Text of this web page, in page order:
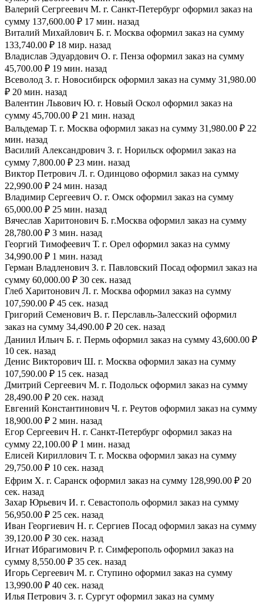
Валерий Сегргеевич М. г. Санкт-Петербург оформил заказ на
сумму 137,600.00 ₽ 17 мин. назад
Виталий Михайлович Б. г. Москва оформил заказ на сумму
133,740.00 ₽ 18 мир. назад
Владислав Эдуардович О. г. Пенза оформил заказ на сумму
45,700.00 ₽ 19 мин. назад
Всеволод З. г. Новосибирск оформил заказ на сумму 31,980.00
₽ 20 мин. назад
Валентин Львович Ю. г. Новый Оскол оформил заказ на
сумму 45,700.00 ₽ 21 мин. назад
Вальдемар Т. г. Москва оформил заказ на сумму 31,980.00 ₽ 22
мин. назад
Василий Александрович З. г. Норильск оформил заказ на
сумму 7,800.00 ₽ 23 мин. назад
Виктор Петрович Л. г. Одинцово оформил заказ на сумму
22,990.00 ₽ 24 мин. назад
Владимир Сергеевич О. г. Омск оформил заказ на сумму
65,000.00 ₽ 25 мин. назад
Вячеслав Харитонович Б. г.Москва оформил заказ на сумму
28,780.00 ₽ 3 мин. назад
Георгий Тимофеевич Т. г. Орел оформил заказ на сумму
34,990.00 ₽ 1 мин. назад
Герман Владленович З. г. Павловский Посад оформил заказ на
сумму 60,000.00 ₽ 30 сек. назад
Глеб Харитонович Л. г. Москва оформил заказ на сумму
107,590.00 ₽ 45 сек. назад
Григорий Семенович В. г. Перславль-Залесский оформил
заказ на сумму 34,490.00 ₽ 20 сек. назад
Даниил Ильич Б. г. Пермь оформил заказ на сумму 43,600.00 ₽
10 сек. назад
Денис Викторович Ш. г. Москва оформил заказ на сумму
107,590.00 ₽ 15 сек. назад
Дмитрий Сергеевич М. г. Подольск оформил заказ на сумму
28,490.00 ₽ 20 сек. назад
Евгений Константинович Ч. г. Реутов оформил заказ на сумму
18,900.00 ₽ 2 мин. назад
Егор Сергеевич Н. г. Санкт-Петербург оформил заказ на
сумму 22,100.00 ₽ 1 мин. назад
Елисей Кириллович Т. г. Москва оформил заказ на сумму
29,750.00 ₽ 10 сек. назад
Ефрим Х. г. Саранск оформил заказ на сумму 128,990.00 ₽ 20
сек. назад
Захар Юрьевич И. г. Севастополь оформил заказ на сумму
56,950.00 ₽ 25 сек. назад
Иван Георгиевич Н. г. Сергиев Посад оформил заказ на сумму
39,120.00 ₽ 30 сек. назад
Игнат Ибрагимович Р. г. Симферополь оформил заказ на
сумму 8,550.00 ₽ 35 сек. назад
Игорь Сергеевич М. г. Ступино оформил заказ на сумму
13,990.00 ₽ 40 сек. назад
Илья Петрович З. г. Сургут оформил заказ на сумму